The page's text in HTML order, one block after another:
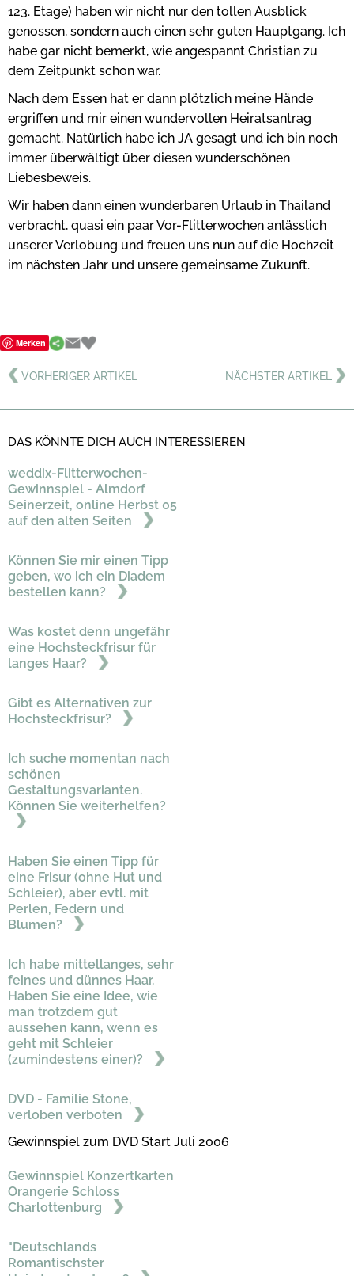
123. Etage) haben wir nicht nur den tollen Ausblick
genossen, sondern auch einen sehr guten Hauptgang. Ich
habe gar nicht bemerkt, wie angespannt Christian zu
dem Zeitpunkt schon war.
Nach dem Essen hat er dann plötzlich meine Hände
ergriffen und mir einen wundervollen Heiratsantrag
gemacht. Natürlich habe ich JA gesagt und ich bin noch
immer überwältigt über diesen wunderschönen
Liebesbeweis.
Wir haben dann einen wunderbaren Urlaub in Thailand
verbracht, quasi ein paar Vor-Flitterwochen anlässlich
unserer Verlobung und freuen uns nun auf die Hochzeit
im nächsten Jahr und unsere gemeinsame Zukunft.
Merken
VORHERIGER ARTIKEL NÄCHSTER ARTIKEL
DAS KÖNNTE DICH AUCH INTERESSIEREN
weddix-Flitterwochen-
Gewinnspiel - Almdorf
Seinerzeit, online Herbst 05
auf den alten Seiten
Können Sie mir einen Tipp
geben, wo ich ein Diadem
bestellen kann?
Was kostet denn ungefähr
eine Hochsteckfrisur für
langes Haar?
Gibt es Alternativen zur
Hochsteckfrisur?
Ich suche momentan nach
schönen
Gestaltungsvarianten.
Können Sie weiterhelfen?
Haben Sie einen Tipp für
eine Frisur (ohne Hut und
Schleier), aber evtl. mit
Perlen, Federn und
Blumen?
Ich habe mittellanges, sehr
feines und dünnes Haar.
Haben Sie eine Idee, wie
man trotzdem gut
aussehen kann, wenn es
geht mit Schleier
(zumindestens einer)?
DVD - Familie Stone,
verloben verboten
Gewinnspiel zum DVD Start Juli 2006
Gewinnspiel Konzertkarten
Orangerie Schloss
Charlottenburg
"Deutschlands
Romantischster